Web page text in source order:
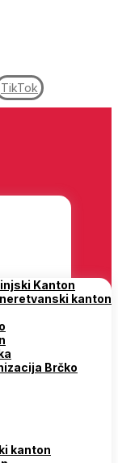
TikTok
Kanton
kanton
Brčko
kanton